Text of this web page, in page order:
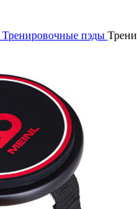
Тренировочные пэды